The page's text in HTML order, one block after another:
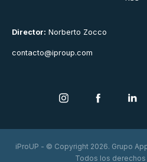
Director: Norberto Zocco
contacto@iproup.com
iProUP - © Copyright 2026. Grupo
Todos los